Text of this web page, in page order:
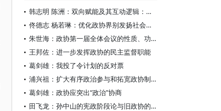
韩志明 陈洲：双向赋能及其互动逻辑：以政协工作与基层治理的关系为中心
佟德志 杨若琳：优化政协界别发扬社会主义民主
朱世海：政协第一届全体会议的性质、功能和议程新论
王邦佐：进一步发挥政协的民主监督职能
葛剑雄：我投了令计划的反对票
浦兴祖：扩大有序政治参与和拓宽政协制度渠道
葛剑雄：政协应突出“政治”协商
田飞龙：孙中山的宪政阶段论与旧政协的宪法意义